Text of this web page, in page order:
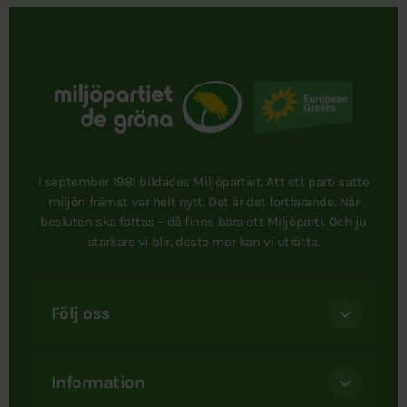
I september 1981 bildades Miljöpartiet. Att ett parti satte
miljön främst var helt nytt. Det är det fortfarande. När
besluten ska fattas – då finns bara ett Miljöparti. Och ju
starkare vi blir, desto mer kan vi uträtta.
Följ oss
Information